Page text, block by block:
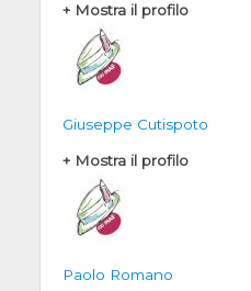
+ Mostra il profilo
Giuseppe Cutispoto
+ Mostra il profilo
Paolo Romano